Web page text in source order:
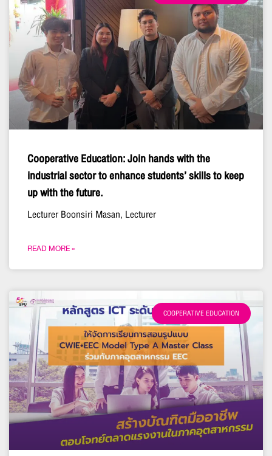
Cooperative Education: Join hands with the
industrial sector to enhance students’ skills to keep
up with the future.
Lecturer Boonsiri Masan, Lecturer
READ MORE »
COOPERATIVE EDUCATION